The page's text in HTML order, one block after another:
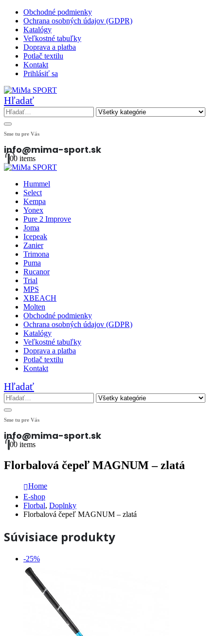
Obchodné podmienky
Ochrana osobných údajov (GDPR)
Katalógy
Veľkostné tabuľky
Doprava a platba
Potlač textilu
Kontakt
Prihlásiť sa
Hľadať
Sme tu pre Vás
info@mima-sport.sk
00 items
Hummel
Select
Kempa
Yonex
Pure 2 Improve
Joma
Icepeak
Zanier
Trimona
Puma
Rucanor
Trial
MPS
XBEACH
Molten
Obchodné podmienky
Ochrana osobných údajov (GDPR)
Katalógy
Veľkostné tabuľky
Doprava a platba
Potlač textilu
Kontakt
Hľadať
Sme tu pre Vás
info@mima-sport.sk
00 items
Florbalová čepeľ MAGNUM – zlatá
Home
E-shop
Florbal, Doplnky
Florbalová čepeľ MAGNUM – zlatá
Súvisiace produkty
-25%